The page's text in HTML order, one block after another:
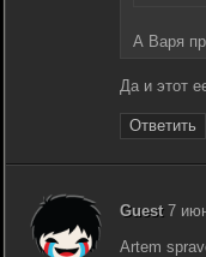
А Варя
Да и этот
Ответить
Guest7
Artem